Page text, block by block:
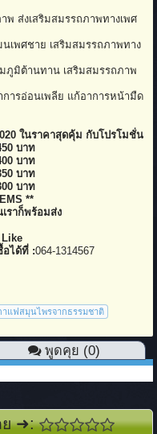
พ ส่งเสริมสมรรถภาพทางเพศ
เพศชาย เสริมสมรรถภาพทาง
มภูมิต้านทาน เสริมสมรรถภาพ
ารอ่อนเพลีย แก้อาการหน้ามืด
ในราคาสุดคุ้ม กับโปรโมชั่น
บาท
บาท
บาท
บาท
**
ราก็พร้อมส่ง
อได้ที่ :064-1314567
าแฟสมุนไพรจากธรรมชาติ
พูดคุย (0)
ย ➜: